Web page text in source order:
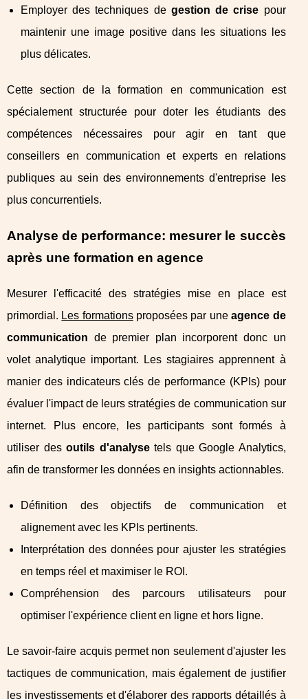
Employer des techniques de gestion de crise pour
maintenir une image positive dans les situations les
plus délicates.
Cette section de la formation en communication est
spécialement structurée pour doter les étudiants des
compétences nécessaires pour agir en tant que
conseillers en communication et experts en relations
publiques au sein des environnements d'entreprise les
plus concurrentiels.
Analyse de performance: mesurer le succès
après une formation en agence
Mesurer l'efficacité des stratégies mise en place est
primordial. Les formationsproposées par uneagence de
communication de premier plan incorporent donc un
volet analytique important. Les stagiaires apprennent à
manier des indicateurs clés de performance (KPIs) pour
évaluer l'impact de leurs stratégies de communication sur
internet. Plus encore, les participants sont formés à
utiliser desoutils d'analysetels que Google Analytics,
afin de transformer les données en insights actionnables.
Définition des objectifs de communication et
alignement avec les KPIs pertinents.
Interprétation des données pour ajuster les stratégies
en temps réel et maximiser le ROI.
Compréhension des parcours utilisateurs pour
optimiser l'expérience client en ligne et hors ligne.
Le savoir-faire acquis permet non seulement d'ajuster les
tactiques de communication, mais également de justifier
les investissements et d'élaborer des rapports détaillés à